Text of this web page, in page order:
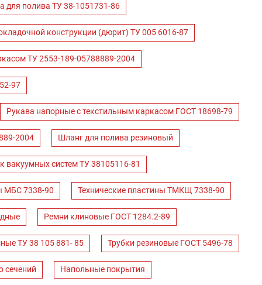
для полива ТУ 38-1051731-86
конструкции (дюрит) ТУ 005 6016-87
ТУ 2553-189-05788889-2004
97
Рукава напорные с текстильным каркасом ГОСТ 18698-79
2004 Шланг для полива резиновый
вакуумных систем ТУ 38105116-81
МБС 7338-90 Технические пластины ТМКЩ 7338-90
Ремни клиновые ГОСТ 1284.2-89
ТУ 38 105 881- 85 Трубки резиновые ГОСТ 5496-78
сечений Напольные покрытия